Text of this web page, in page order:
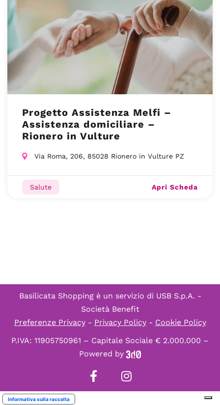
Progetto Assistenza Melfi –
Assistenza domiciliare –
Rionero in Vulture
Via Roma, 206, 85028 Rionero in Vulture PZ
Salute Apri Scheda
Basilicata Shopping è un servizio di USB S.p.A. -
Società Benefit
Preferenze Privacy- Privacy Policy- Cookie Policy
P.IVA: 11905750961 – Capitale Sociale € 2.000.000 –
Powered by
Informativa sulla raccolta